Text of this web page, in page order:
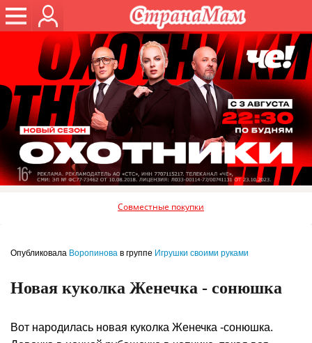
Совместные покупки
Опубликовала Воропинова в группе Игрушки своими руками
Новая куколка Женечка - сонюшка
Вот народилась новая куколка Женечка -сонюшка.